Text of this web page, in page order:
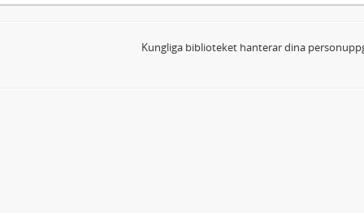
Kungliga biblioteket hanterar dina